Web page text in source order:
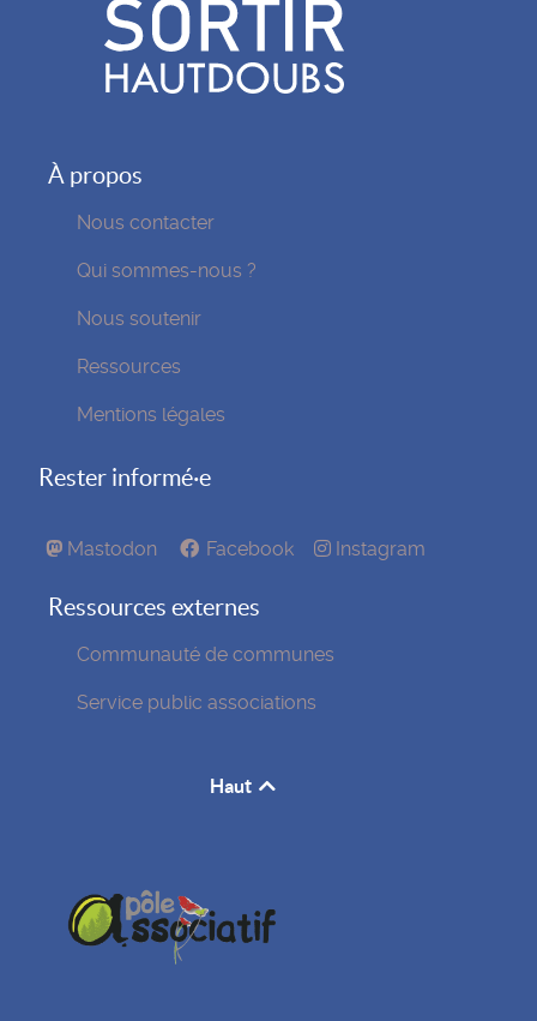
À propos
Nous contacter
Qui sommes-nous ?
Nous soutenir
Ressources
Mentions légales
Rester informé·e
Mastodon Facebook Instagram
Ressources externes
Communauté de communes
Service public associations
Haut